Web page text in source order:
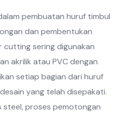
pembuatan huruf timbul
dan pembentukan
cutting sering digunakan
akrilik atau PVC dengan
setiap bagian dari huruf
yang telah disepakati.
steel, proses pemotongan